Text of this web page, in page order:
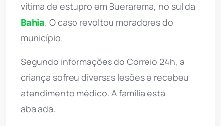
vítima de estupro em Buerarema, no sul da
Bahia. O caso revoltou moradores do
município.
Segundo informações do Correio 24h, a
criança sofreu diversas lesões e recebeu
atendimento médico. A família está
abalada.